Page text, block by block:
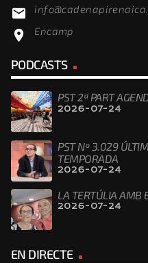
email
location_on Encamp
PODCASTS
PST 2ª PART
2026-07-24
PST Nº 3.029
TEMPORADA
2026-07-24
LA TERTÚLIA AMB
2026-07-24
EN DIRECTE